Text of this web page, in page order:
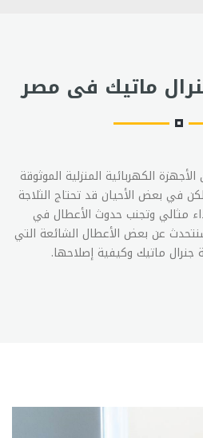
ماتيك فى مصر
الكهربائية المنزلية الموثوقة
في بعض الأحيان قد تحتاج الثلاجة
مثالي وتجنب حدوث الأعطال في
عن بعض الأعطال الشائعة التي
ماتيك وكيفية إصلاحها.